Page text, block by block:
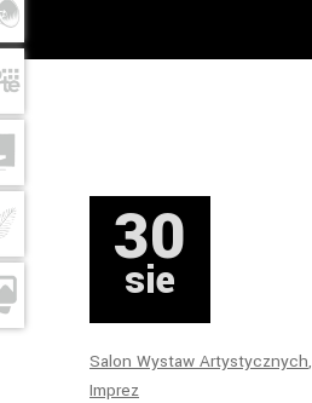
30
sie
Salon Wystaw Artystycznych,
Imprez